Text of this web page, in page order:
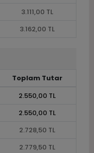
3.111,00 TL
3.162,00 TL
Toplam Tutar
2.550,00 TL
2.550,00 TL
2.728,50 TL
2.779,50 TL